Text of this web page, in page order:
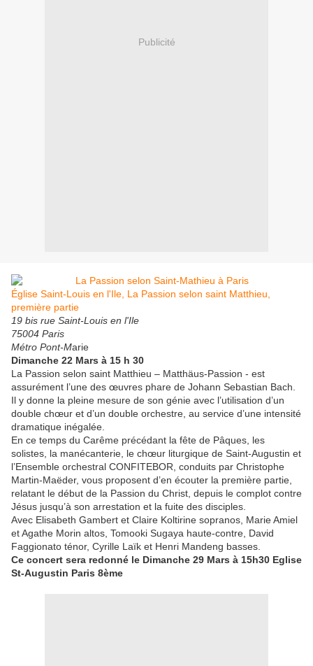
Publicité
Église Saint-Louis en l'Ile, La Passion selon saint Matthieu,
première partie
19 bis rue Saint-Louis en l'Ile
75004 Paris
Métro Pont-Marie
Dimanche 22 Mars à 15 h 30
La Passion selon saint Matthieu – Matthäus-Passion - est
assurément l’une des œuvres phare de Johann Sebastian Bach.
Il y donne la pleine mesure de son génie avec l’utilisation d’un
double chœur et d’un double orchestre, au service d’une intensité
dramatique inégalée.
En ce temps du Carême précédant la fête de Pâques, les
solistes, la manécanterie, le chœur liturgique de Saint-Augustin et
l’Ensemble orchestral CONFITEBOR, conduits par Christophe
Martin-Maëder, vous proposent d’en écouter la première partie,
relatant le début de la Passion du Christ, depuis le complot contre
Jésus jusqu’à son arrestation et la fuite des disciples.
Avec Elisabeth Gambert et Claire Koltirine sopranos, Marie Amiel
et Agathe Morin altos, Tomooki Sugaya haute-contre, David
Faggionato ténor, Cyrille Laïk et Henri Mandeng basses.
Ce concert sera redonné le Dimanche 29 Mars à 15h30 Eglise
St-Augustin Paris 8ème